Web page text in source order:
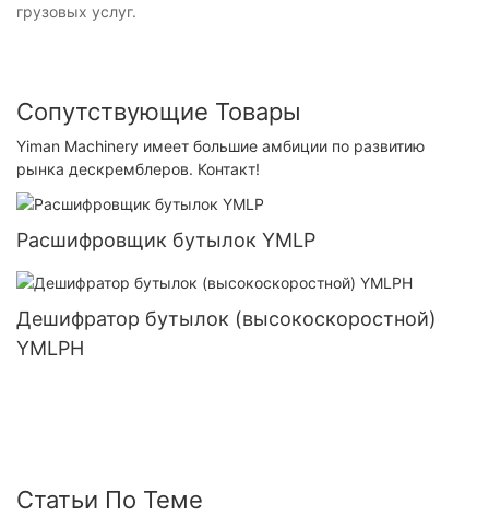
грузовых услуг.
Сопутствующие Товары
Yiman Machinery имеет большие амбиции по развитию
рынка дескремблеров. Контакт!
Расшифровщик бутылок YMLP
Дешифратор бутылок (высокоскоростной)
YMLPH
Статьи По Теме